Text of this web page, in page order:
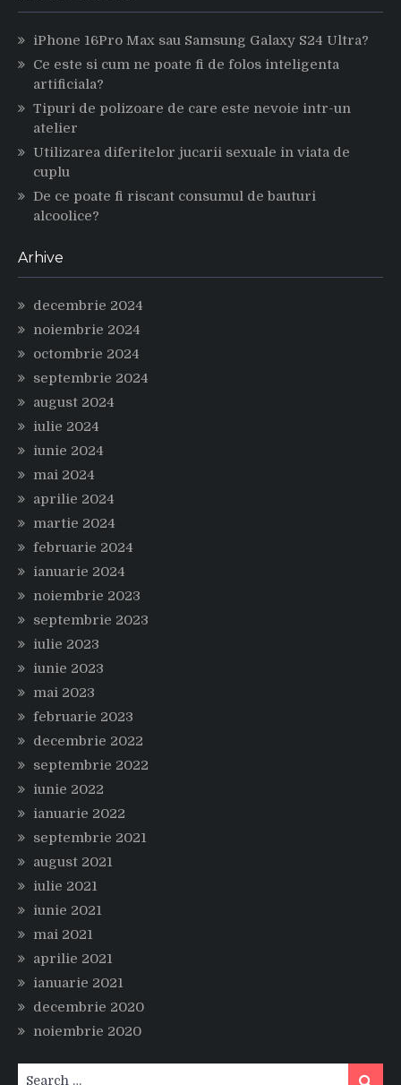
iPhone 16Pro Max sau Samsung Galaxy S24 Ultra?
Ce este si cum ne poate fi de folos inteligenta
artificiala?
Tipuri de polizoare de care este nevoie intr-un
atelier
Utilizarea diferitelor jucarii sexuale in viata de
cuplu
De ce poate fi riscant consumul de bauturi
alcoolice?
Arhive
decembrie 2024
noiembrie 2024
octombrie 2024
septembrie 2024
august 2024
iulie 2024
iunie 2024
mai 2024
aprilie 2024
martie 2024
februarie 2024
ianuarie 2024
noiembrie 2023
septembrie 2023
iulie 2023
iunie 2023
mai 2023
februarie 2023
decembrie 2022
septembrie 2022
iunie 2022
ianuarie 2022
septembrie 2021
august 2021
iulie 2021
iunie 2021
mai 2021
aprilie 2021
ianuarie 2021
decembrie 2020
noiembrie 2020
Search
Search